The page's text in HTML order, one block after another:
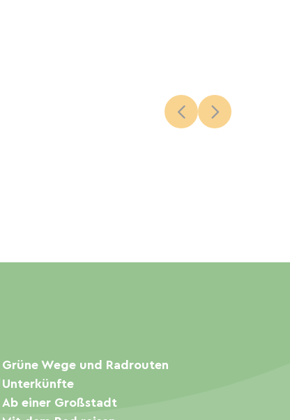
Grüne Wege und Radrouten
Unterkünfte
Ab einer Großstadt